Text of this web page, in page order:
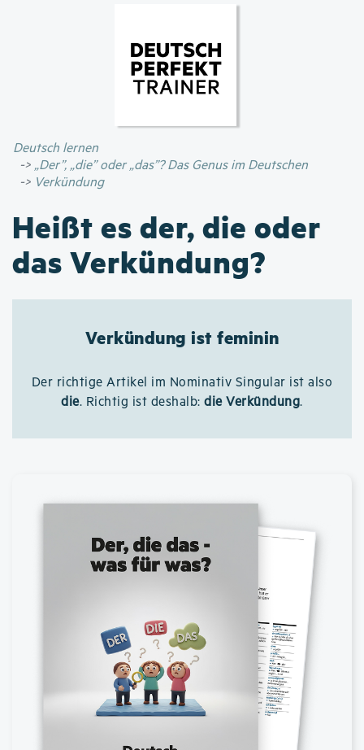
Inhalt
Deutsch lernen
„Der”, „die” oder „das”? Das Genus im Deutschen
Verkündung
Heißt es der, die oder
das Verkündung?
Verkündung ist feminin
Der richtige Artikel im Nominativ Singular ist also
die. Richtig ist deshalb:die Verkündung.